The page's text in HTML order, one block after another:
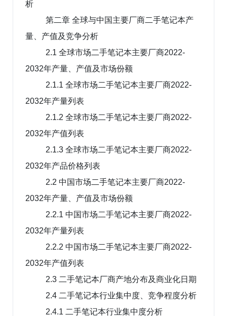
析
第二章 全球与中国主要厂商二手笔记本产
量、产值及竞争分析
2.1 全球市场二手笔记本主要厂商2022-
2032年产量、产值及市场份额
2.1.1 全球市场二手笔记本主要厂商2022-
2032年产量列表
2.1.2 全球市场二手笔记本主要厂商2022-
2032年产值列表
2.1.3 全球市场二手笔记本主要厂商2022-
2032年产品价格列表
2.2 中国市场二手笔记本主要厂商2022-
2032年产量、产值及市场份额
2.2.1 中国市场二手笔记本主要厂商2022-
2032年产量列表
2.2.2 中国市场二手笔记本主要厂商2022-
2032年产值列表
2.3 二手笔记本厂商产地分布及商业化日期
2.4 二手笔记本行业集中度、竞争程度分析
2.4.1 二手笔记本行业集中度分析